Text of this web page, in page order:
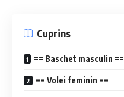
Cuprins
== Baschet masculin ==
== Volei feminin ==